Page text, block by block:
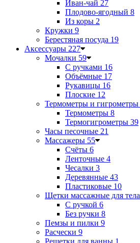
Иван-чай 27
Плодово-ягодный 8
Из коры 2
Кружки 9
Берестяная посуда 19
Аксессуары 227
Мочалки 59
С ручками 16
Объёмные 17
Рукавицы 16
Плоские 12
Термометры и гигрометры
Термометры 8
Термогигрометры 39
Часы песочные 21
Массажеры 55
Счёты 6
Ленточные 4
Чесалки 3
Деревянные 43
Пластиковые 10
Щетки массажные для тела
С ручкой 6
Без ручки 8
Пемзы и пилки 9
Расчески 9
Решетки для ванны 1